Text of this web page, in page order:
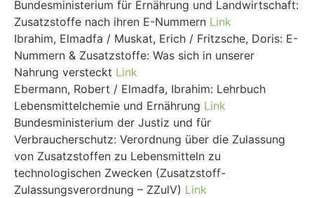
Bundesministerium für Ernährung und Landwirtschaft:
Zusatzstoffe nach ihren E-Nummern Link
Ibrahim, Elmadfa / Muskat, Erich / Fritzsche, Doris: E-
Nummern & Zusatzstoffe: Was sich in unserer
Nahrung versteckt Link
Ebermann, Robert / Elmadfa, Ibrahim: Lehrbuch
Lebensmittelchemie und Ernährung Link
Bundesministerium der Justiz und für
Verbraucherschutz: Verordnung über die Zulassung
von Zusatzstoffen zu Lebensmitteln zu
technologischen Zwecken (Zusatzstoff-
Zulassungsverordnung – ZZulV) Link